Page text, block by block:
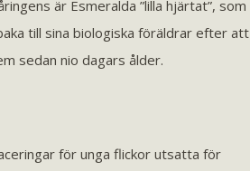
är Esmeralda ”lilla hjärtat”, som
till sina biologiska föräldrar efter att
sedan nio dagars ålder.
för unga flickor utsatta för